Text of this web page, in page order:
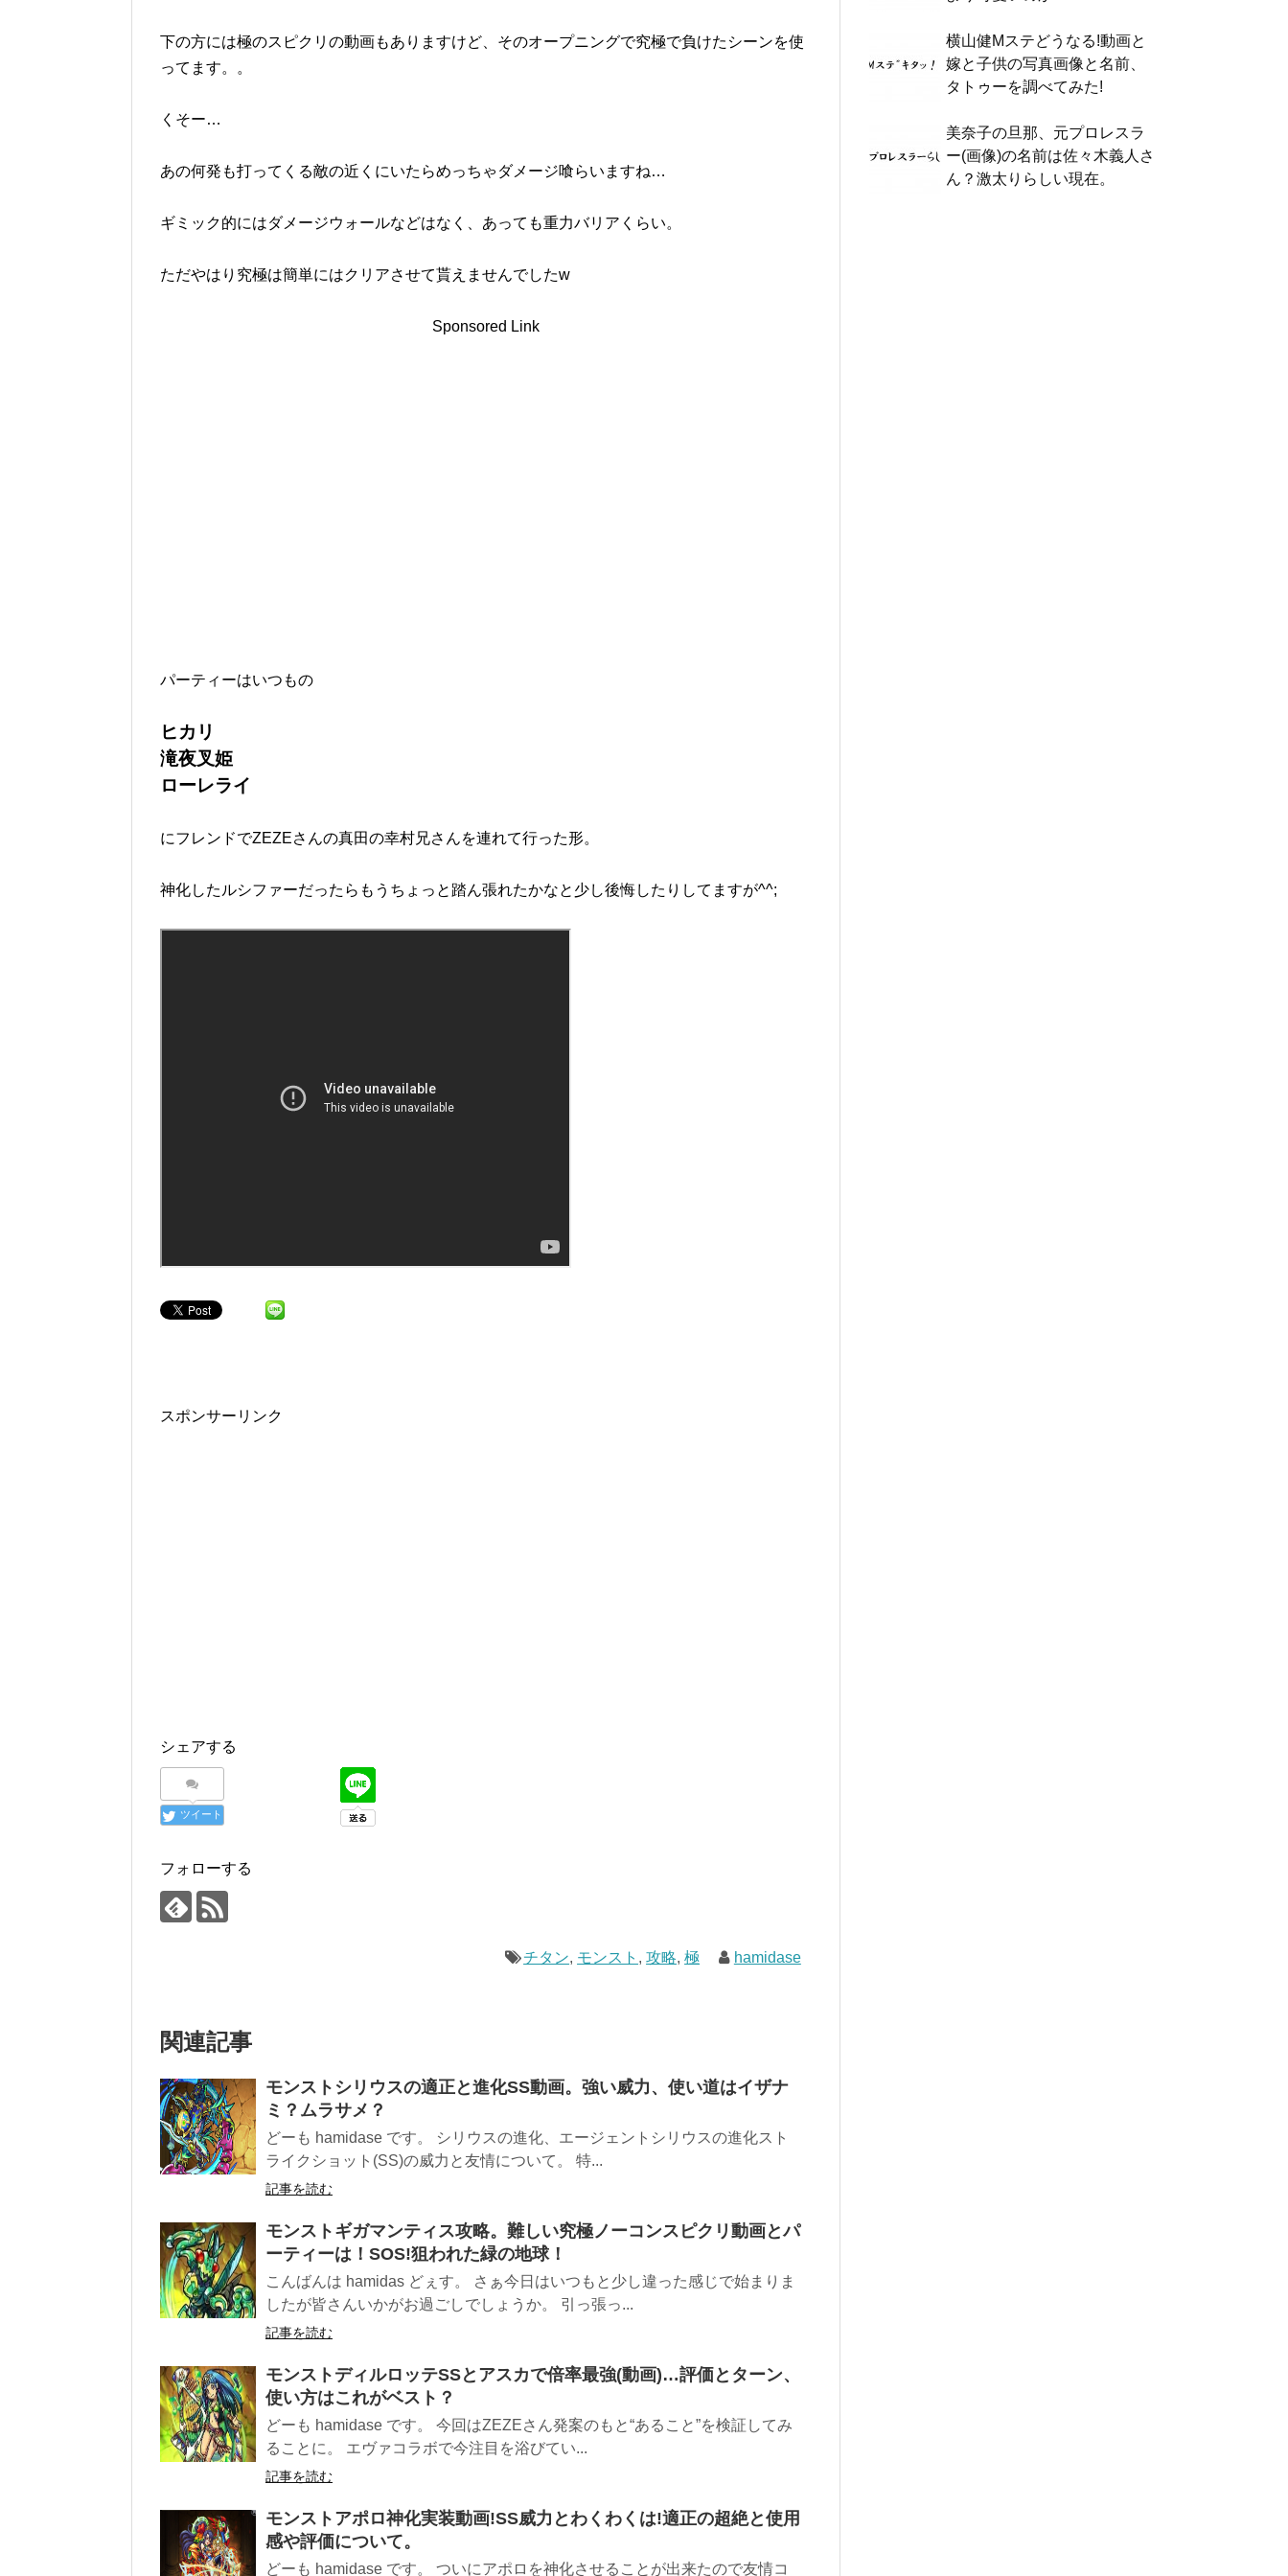
下の方には極のスピクリの動画もありますけど、そのオープニングで究極で負けたシーンを使
ってます。。
くそー…
あの何発も打ってくる敵の近くにいたらめっちゃダメージ喰らいますね…
ギミック的にはダメージウォールなどはなく、あっても重力バリアくらい。
ただやはり究極は簡単にはクリアさせて貰えませんでしたw
Sponsored Link
パーティーはいつもの
ヒカリ
滝夜叉姫
ローレライ
にフレンドでZEZEさんの真田の幸村兄さんを連れて行った形。
神化したルシファーだったらもうちょっと踏ん張れたかなと少し後悔したりしてますが^^;
スポンサーリンク
シェアする
ツイート
フォローする
チタン, モンスト ,攻略,極 hamidase
関連記事
モンストシリウスの適正と進化SS動画。強い威力、使い道はイザナ
ミ？ムラサメ？
どーも hamidase です。 シリウスの進化、エージェントシリウスの進化スト
ライクショット(SS)の威力と友情について。 特...
記事を読む
モンストギガマンティス攻略。難しい究極ノーコンスピクリ動画とパ
ーティーは！SOS!狙われた緑の地球！
こんばんは hamidas どぇす。 さぁ今日はいつもと少し違った感じで始まりま
したが皆さんいかがお過ごしでしょうか。 引っ張っ...
記事を読む
モンストディルロッテSSとアスカで倍率最強(動画)…評価とターン、
使い方はこれがベスト？
どーも hamidase です。 今回はZEZEさん発案のもと“あること”を検証してみ
ることに。 エヴァコラボで今注目を浴びてい...
記事を読む
モンストアポロ神化実装動画!SS威力とわくわくは!適正の超絶と使用
感や評価について。
どーも hamidase です。 ついにアポロを神化させることが出来たので友情コ
横山健Mステどうなる!動画と
嫁と子供の写真画像と名前、
タトゥーを調べてみた!
美奈子の旦那、元プロレスラ
ー(画像)の名前は佐々木義人さ
ん？激太りらしい現在。